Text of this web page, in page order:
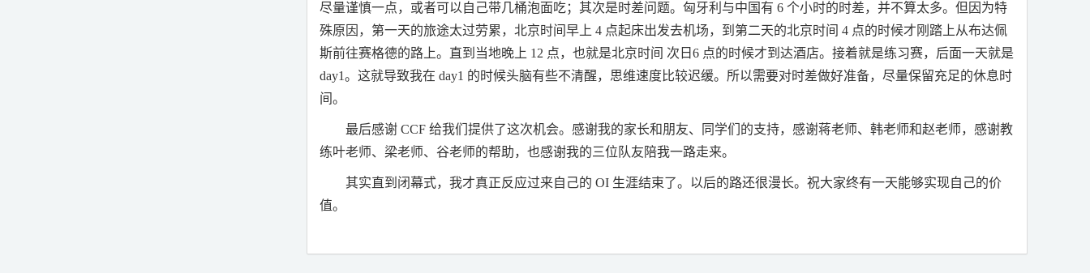
尽量谨慎一点，或者可以自己带几桶泡面吃；其次是时差问题。匈牙利与中国有 6个小时的时差，并不算太多。但因为特
殊原因，第一天的旅途太过劳累，北京时间早上 4 点起床出发去机场，到第二天的北京时间 4 点的时候才刚踏上从布达佩
斯前往赛格德的路上。直到当地晚上 12 点，也就是北京时间 次日6 点的时候才到达酒店。接着就是练习赛，后面一天就是
day1。这就导致我在 day1 的时候头脑有些不清醒，思维速度比较迟缓。所以需要对时差做好准备，尽量保留充足的休息时
间。
最后感谢 CCF给我们提供了这次机会。感谢我的家长和朋友、同学们的支持，感谢蒋老师、韩老师和赵老师，感谢教
练叶老师、梁老师、谷老师的帮助，也感谢我的三位队友陪我一路走来。
其实直到闭幕式，我才真正反应过来自己的 OI 生涯结束了。以后的路还很漫长。祝大家终有一天能够实现自己的价
值。